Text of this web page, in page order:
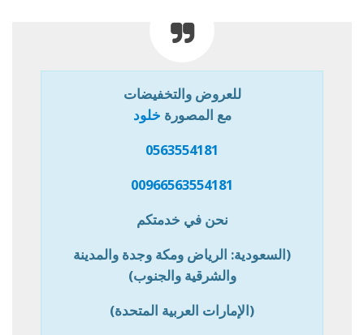
للعروض والتخفيضات
مع المصورة خلود
0563554181
00966563554181
نحن في خدمتكم
(السعودية: الرياض ومكة وجدة والمدينة
والشرقية والجنوب)
(الإمارات العربية المتحدة)